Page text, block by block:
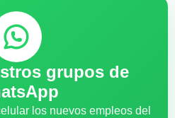
grupos de
los nuevos empleos del